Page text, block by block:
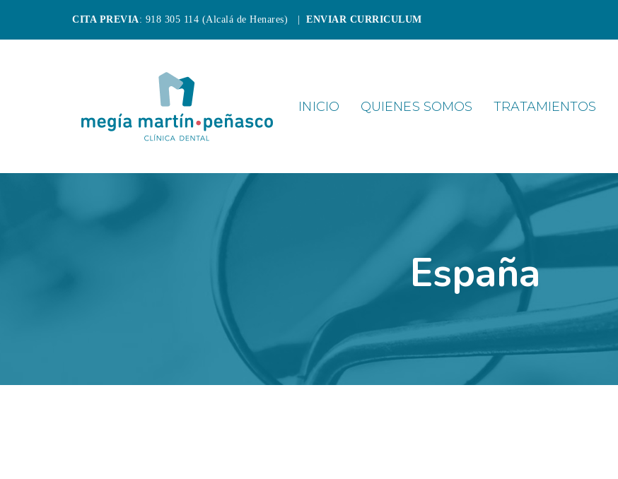
CITA PREVIA: 918 305 114 (Alcalá de Henares) | ENVIAR CURRICULUM
INICIO QUIENES SOMOS TRATAMIENTOS
España